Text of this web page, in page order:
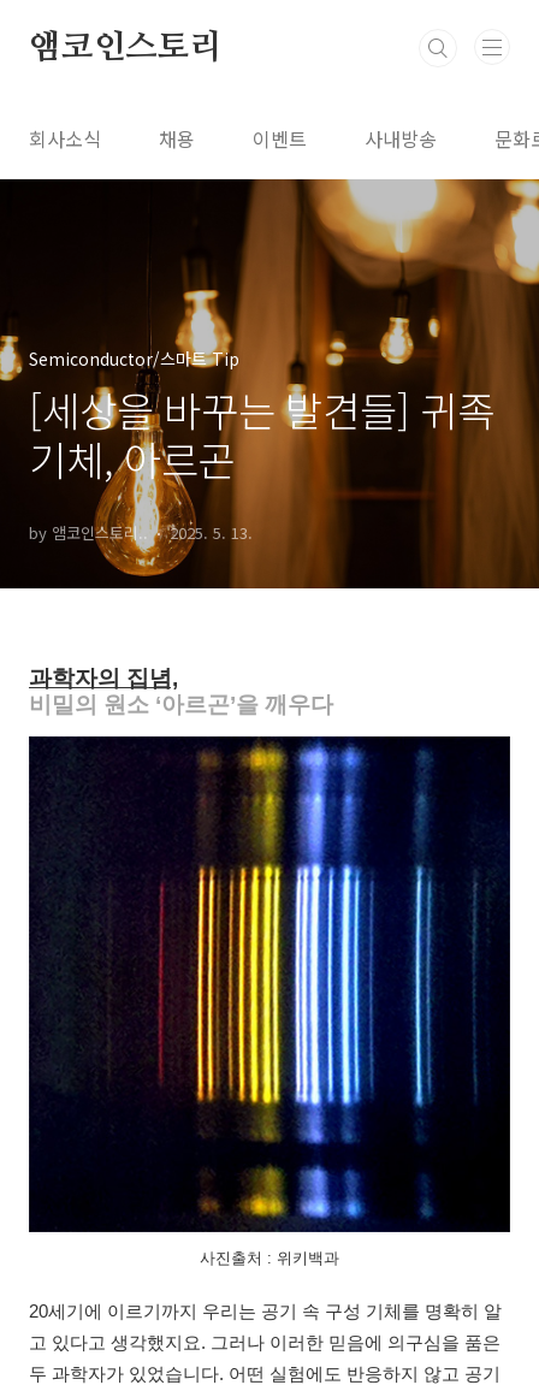
앰코인스토리
회사소식 채용 이벤트 사내방송 문화
Semiconductor/스마트 Tip
[세상을 바꾸는 발견들] 귀족
기체, 아르곤
by 앰코인스토리.. 2025. 5. 13.
과학자의 집념,
비밀의 원소 ‘아르곤’을 깨우다
사진출처 : 위키백과
20세기에 이르기까지 우리는 공기 속 구성 기체를 명확히 알
고 있다고 생각했지요. 그러나 이러한 믿음에 의구심을 품은
두 과학자가 있었습니다. 어떤 실험에도 반응하지 않고 공기